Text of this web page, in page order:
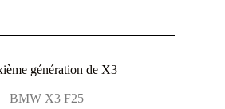
génération de X3
BMW X3 F25